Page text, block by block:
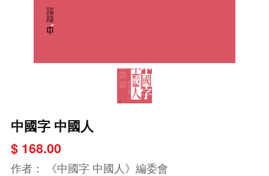
中國字 中國人
$ 168.00
作者：
《中國字 中國人》編委會